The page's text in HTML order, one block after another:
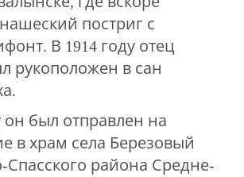
постриг с
В 1914 году отец
рукоположен в сан
он был отправлен на
в храм села Березовый
Спасского района Средне-